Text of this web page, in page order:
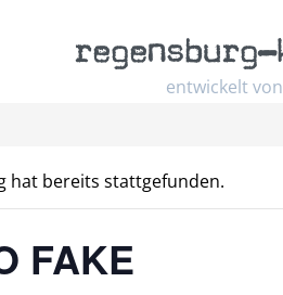
entwickelt von
regensburg–
hat bereits stattgefunden.
FAKE